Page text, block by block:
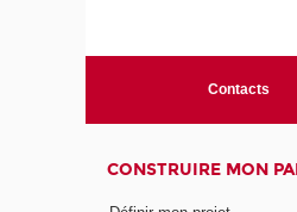
Contacts
CONSTRUIRE MON